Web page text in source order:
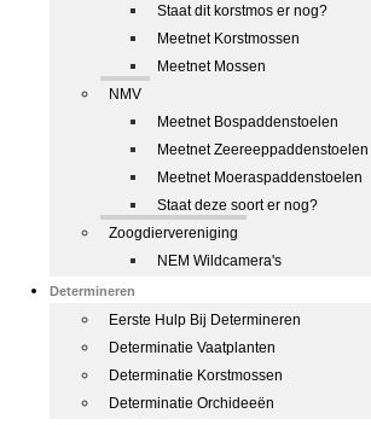
Staat dit korstmos er nog?
Meetnet Korstmossen
Meetnet Mossen
NMV
Meetnet Bospaddenstoelen
Meetnet Zeereeppaddenstoelen
Meetnet Moeraspaddenstoelen
Staat deze soort er nog?
Zoogdiervereniging
NEM Wildcamera's
Determineren
Eerste Hulp Bij Determineren
Determinatie Vaatplanten
Determinatie Korstmossen
Determinatie Orchideeën